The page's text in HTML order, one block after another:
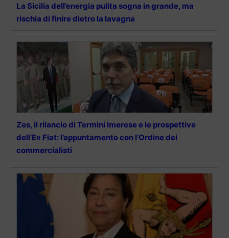
La Sicilia dell’energia pulita sogna in grande, ma
rischia di finire dietro la lavagna
Zes, il rilancio di Termini Imerese e le prospettive
dell’Ex Fiat: l’appuntamento con l’Ordine dei
commercialisti